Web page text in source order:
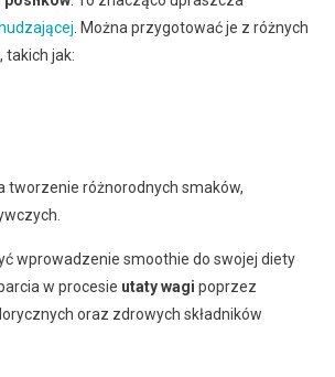
. Można przygotować je z różnych
takich jak:
tworzenie różnorodnych smaków,
wprowadzenie smoothie do swojej diety
w procesie utaty wagi poprzez
oraz zdrowych składników